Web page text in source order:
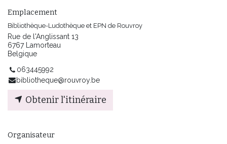
Emplacement
Bibliothèque-Ludothèque et EPN de Rouvroy
Rue de l'Anglissant 13
6767 Lamorteau
Belgique
063445992
bibliotheque@rouvroy.be
Obtenir l'itinéraire
Organisateur